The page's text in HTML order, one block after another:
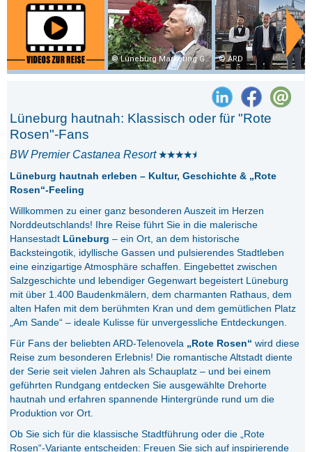
Lüneburg Marketing GmbH ARD
Lüneburg hautnah: Klassisch oder für "Rote
Rosen"-Fans
BW Premier Castanea Resort
Lüneburg hautnah erleben – Kultur, Geschichte & „Rote
Rosen“-Feeling
Willkommen zu einer ganz besonderen Auszeit im Herzen
Norddeutschlands! Ihre Reise führt Sie in die malerische
Hansestadt Lüneburg – ein Ort, an dem historische
Backsteingotik, idyllische Gassen und pulsierendes Stadtleben
eine einzigartige Atmosphäre schaffen. Eingebettet zwischen
Salzgeschichte und lebendiger Gegenwart begeistert Lüneburg
mit über 1.400 Baudenkmälern, dem charmanten Rathaus, dem
alten Hafen mit dem berühmten Kran und dem gemütlichen Platz
„Am Sande“ – ideale Kulisse für unvergessliche Entdeckungen.
Für Fans der beliebten ARD-Telenovela „Rote Rosen“ wird diese
Reise zum besonderen Erlebnis! Die romantische Altstadt diente
der Serie seit vielen Jahren als Schauplatz – und bei einem
geführten Rundgang entdecken Sie ausgewählte Drehorte
hautnah und erfahren spannende Hintergründe rund um die
Produktion vor Ort.
Ob Sie sich für die klassische Stadtführung oder die „Rote
Rosen“-Variante entscheiden: Freuen Sie sich auf inspirierende